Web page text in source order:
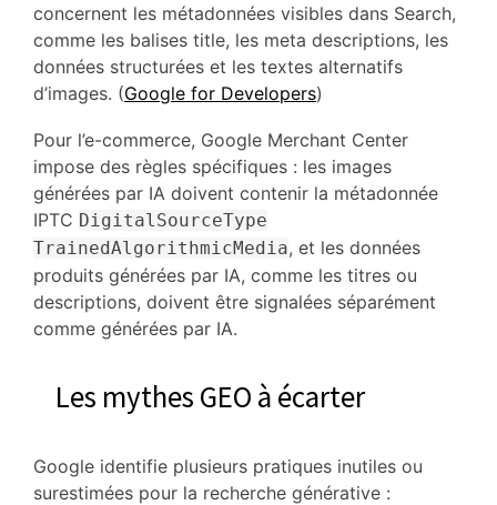
concernent les métadonnées visibles dans Search,
comme les balises title, les meta descriptions, les
données structurées et les textes alternatifs
d’images. (Google for Developers)
Pour l’e-commerce, Google Merchant Center
impose des règles spécifiques : les images
générées par IA doivent contenir la métadonnée
IPTC DigitalSourceType
TrainedAlgorithmicMedia, et les données
produits générées par IA, comme les titres ou
descriptions, doivent être signalées séparément
comme générées par IA.
Les mythes GEO à écarter
Google identifie plusieurs pratiques inutiles ou
surestimées pour la recherche générative :